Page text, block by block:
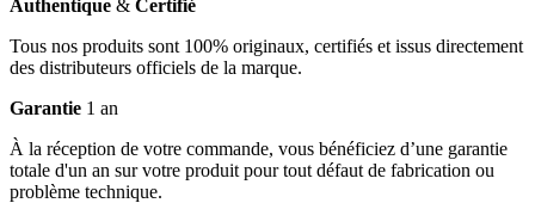
Authentique & Certifié
Tous nos produits sont 100% originaux, certifiés et issus directement
des distributeurs officiels de la marque.
Garantie 1 an
À la réception de votre commande, vous bénéficiez d’une garantie
totale d'un an sur votre produit pour tout défaut de fabrication ou
problème technique.